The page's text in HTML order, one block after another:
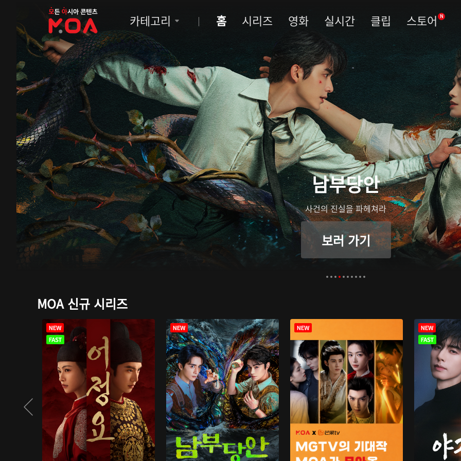
MOA
카테고리 홈 시리즈 영화 실시간 클립 스토어 N
남부당안
사건의 진실을 파헤쳐라
보러 가기
MOA 신규 시리즈